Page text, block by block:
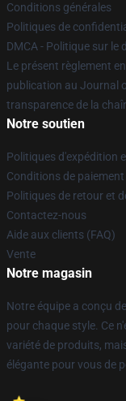
Conditions générales
Politiques de
DMCA - Politique sur le
Le présent règlement
publication au Journal
transparence de la
Notre soutien
Politiques d'expédition
Conditions de paiement
Politiques de retour et
Contactez-nous
Aide aux clients (FAQ)
Vente
Notre magasin
Notre équipe a conçu
pour chaque style. Ce
variété de produits,
élégante pour vous de